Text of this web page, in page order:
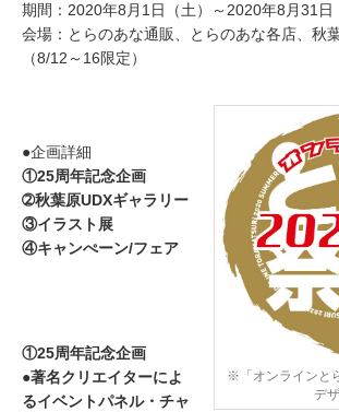
期間：2020年8月1日（土）～2020年8月31日
会場：とらのあな通販、とらのあな各店、秋
（8/12～16限定）
※「オンラインと
デ
●企画詳細
①25周年記念企画
➁秋葉原UDXギャラリー
③イラスト展
④キャンぺーン/フェア
①25周年記念企画
●著名クリエイターによ
るイベントパネル・チャ